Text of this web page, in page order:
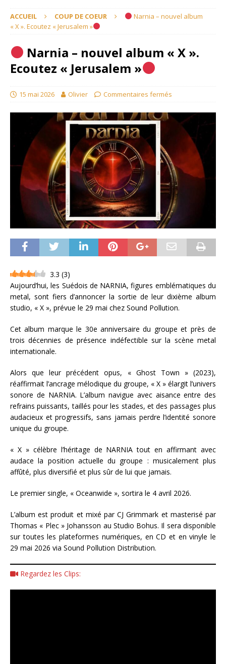
ACCUEIL COUP DE COEUR
Narnia – nouvel album
« X ». Ecoutez « Jerusalem »
Narnia – nouvel album « X ».
Ecoutez « Jerusalem »
15 mai 2026 Olivier Commentaires fermés
3.3 (3)
Aujourd’hui, les Suédois de NARNIA, figures emblématiques du
metal, sont fiers d’annoncer la sortie de leur dixième album
studio, « X », prévue le 29 mai chez Sound Pollution.
Cet album marque le 30e anniversaire du groupe et près de
trois décennies de présence indéfectible sur la scène metal
internationale.
Alors que leur précédent opus, « Ghost Town » (2023),
réaffirmait l’ancrage mélodique du groupe, « X » élargit l’univers
sonore de NARNIA. L’album navigue avec aisance entre des
refrains puissants, taillés pour les stades, et des passages plus
audacieux et progressifs, sans jamais perdre l’identité sonore
unique du groupe.
« X » célèbre l’héritage de NARNIA tout en affirmant avec
audace la position actuelle du groupe : musicalement plus
affûté, plus diversifié et plus sûr de lui que jamais.
Le premier single, « Oceanwide », sortira le 4 avril 2026.
L’album est produit et mixé par CJ Grimmark et masterisé par
Thomas « Plec » Johansson au Studio Bohus. Il sera disponible
sur toutes les plateformes numériques, en CD et en vinyle le
29 mai 2026 via Sound Pollution Distribution.
Regardez les Clips: